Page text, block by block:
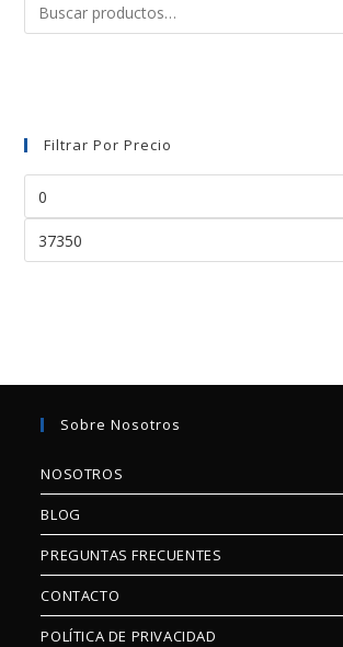
Filtrar Por Precio
Sobre Nosotros
NOSOTROS
BLOG
PREGUNTAS FRECUENTES
CONTACTO
POLÍTICA DE PRIVACIDAD